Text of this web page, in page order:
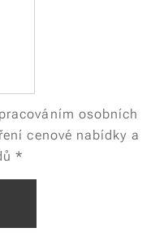
osobních
cenové nabídky a